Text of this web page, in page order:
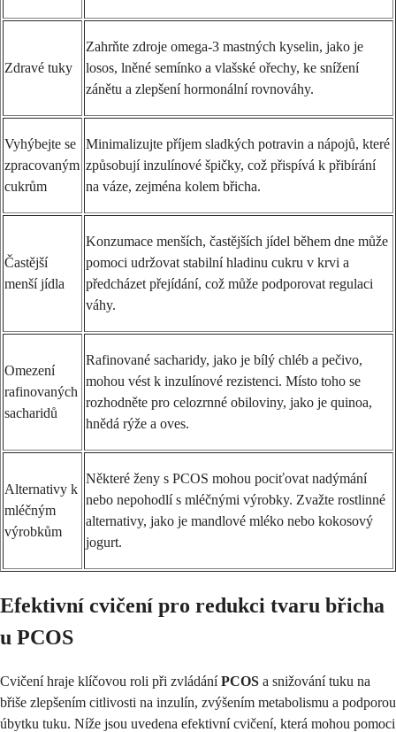
Zdravé tuky
Zahrňte zdroje omega-3 mastných kyselin, jako je
losos, lněné semínko a vlašské ořechy, ke snížení
zánětu a zlepšení hormonální rovnováhy.
Vyhýbejte se
zpracovaným
cukrům
Minimalizujte příjem sladkých potravin a nápojů, které
způsobují inzulínové špičky, což přispívá k přibírání
na váze, zejména kolem břicha.
Častější
menší jídla
Konzumace menších, častějších jídel během dne může
pomoci udržovat stabilní hladinu cukru v krvi a
předcházet přejídání, což může podporovat regulaci
váhy.
Omezení
rafinovaných
sacharidů
Rafinované sacharidy, jako je bílý chléb a pečivo,
mohou vést k inzulínové rezistenci. Místo toho se
rozhodněte pro celozrnné obiloviny, jako je quinoa,
hnědá rýže a oves.
Alternativy k
mléčným
výrobkům
Některé ženy s PCOS mohou pociťovat nadýmání
nebo nepohodlí s mléčnými výrobky. Zvažte rostlinné
alternativy, jako je mandlové mléko nebo kokosový
jogurt.
Efektivní cvičení pro redukci tvaru břicha
u PCOS
Cvičení hraje klíčovou roli při zvládáníPCOS a snižování tuku na
břiše zlepšením citlivosti na inzulín, zvýšením metabolismu a podporou
úbytku tuku. Níže jsou uvedena efektivní cvičení, která mohou pomoci